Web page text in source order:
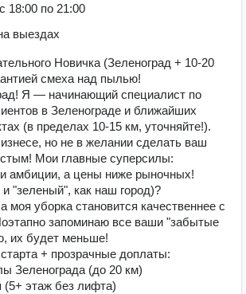
с 18:00 по 21:00
выездах
Новичка (Зеленоград + 10-20
смеха над пылью!
Я — начинающий специалист по
в Зеленограде и ближайших
(в пределах 10-15 км, уточняйте!).
но не в желании сделать ваш
Мои главные суперсилы:
амбиции, а цены ниже рыночных!
"зеленый", как наш город)?
моя уборка становится качественнее с
запоминаю все ваши "забытые
их будет меньше!
+ прозрачные доплаты:
Зеленограда (до 20 км)
этаж без лифта)